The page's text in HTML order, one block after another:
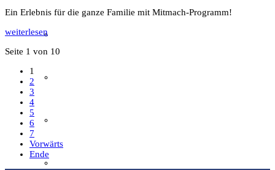
Ein Erlebnis für die ganze Familie mit Mitmach-Programm!
weiterlesen
Seite 1 von 10
1
2
3
4
5
6
7
Vorwärts
Ende